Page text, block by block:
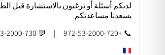
لديكم أسئلة أو ترغبون بالاستشارة قبل
يسعدنا مساعدتكم.
📞 +972-53-2000-720 | 💬 WhatsApp: +972-53-2000-730